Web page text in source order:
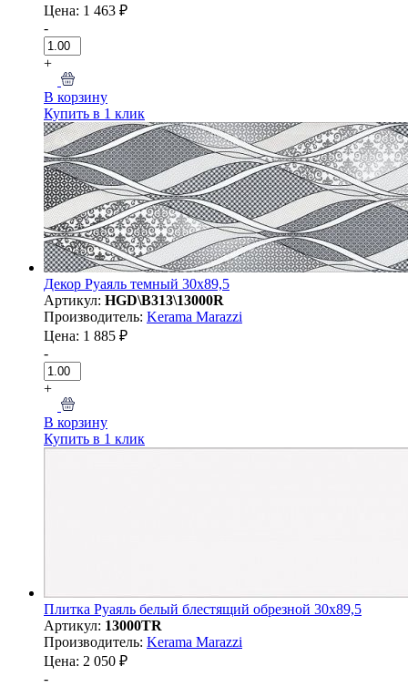
Цена: 1 463 ₽
-
+
В корзину
Купить в 1 клик
Декор Руаяль темный 30x89,5
Артикул: HGD\B313\13000R
Производитель: Kerama Marazzi
Цена: 1 885 ₽
-
+
В корзину
Купить в 1 клик
Плитка Руаяль белый блестящий обрезной 30x89,5
Артикул: 13000TR
Производитель: Kerama Marazzi
Цена: 2 050 ₽
-